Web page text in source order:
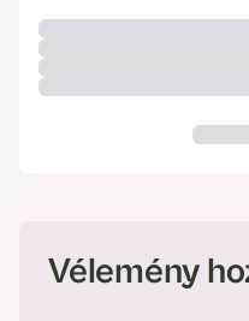
Vélemény